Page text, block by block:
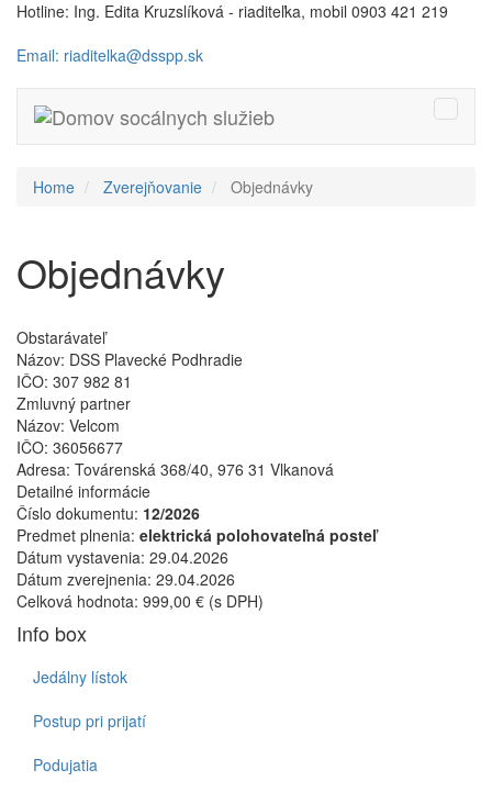
Hotline: Ing. Edita Kruzslíková - riaditeľka, mobil 0903 421 219
Email: riaditelka@dsspp.sk
Toggle
Home Zverejňovanie Objednávky
Objednávky
Obstarávateľ
Názov: DSS Plavecké Podhradie
IČO: 307 982 81
Zmluvný partner
Názov: Velcom
IČO: 36056677
Adresa: Továrenská 368/40, 976 31 Vlkanová
Detailné informácie
Číslo dokumentu: 12/2026
Predmet plnenia: elektrická polohovateľná posteľ
Dátum vystavenia: 29.04.2026
Dátum zverejnenia: 29.04.2026
Celková hodnota: 999,00 € (s DPH)
Info box
Jedálny lístok
Postup pri prijatí
Podujatia